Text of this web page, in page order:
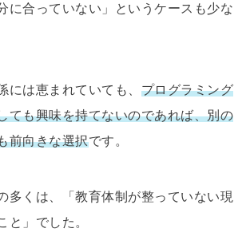
に合っていない」というケースも少な
には恵まれていても、 プログラミング
ても興味を持てないのであれば、別の
前向きな選択です。
多くは、「教育体制が整っていない現
と」でした。